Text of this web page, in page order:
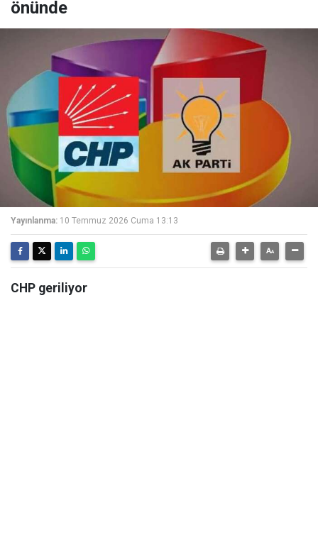
önünde
Yayınlanma: 10 Temmuz 2026 Cuma 13:13
CHP geriliyor